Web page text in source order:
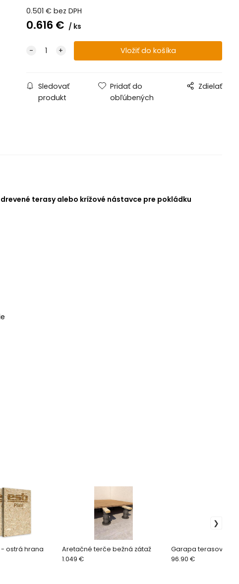
0.501 € bez DPH
0.616 € ks
Sledovať
produkt
Pridať do
obľúbených
Zdielať
terasy alebo krížové nástavce pre pokládku
- ostrá hrana
Aretačné terče bežná zátaž
1.049 €
Garapa terasové
96.90 €